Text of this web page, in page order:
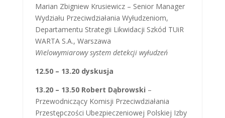
Marian Zbigniew Krusiewicz – Senior Manager
Wydziału Przeciwdziałania Wyłudzeniom,
Departamentu Strategii Likwidacji Szkód TUiR
WARTA S.A., Warszawa
Wielowymiarowy system detekcji wyłudzeń
12.50 – 13.20 dyskusja
13.20 – 13.50 Robert Dąbrowski –
Przewodniczący Komisji Przeciwdziałania
Przestępczości Ubezpieczeniowej Polskiej Izby